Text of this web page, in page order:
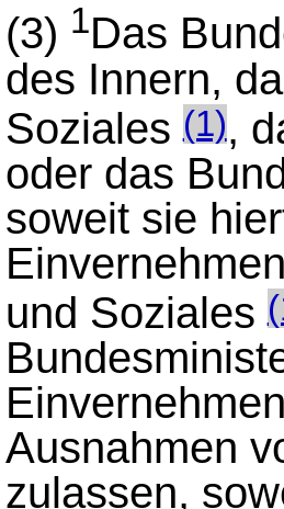
(3) 1Das
des Innern,
Soziales(1),
oder das
soweit sie
und Soziales
Ausnahmen
zulassen,